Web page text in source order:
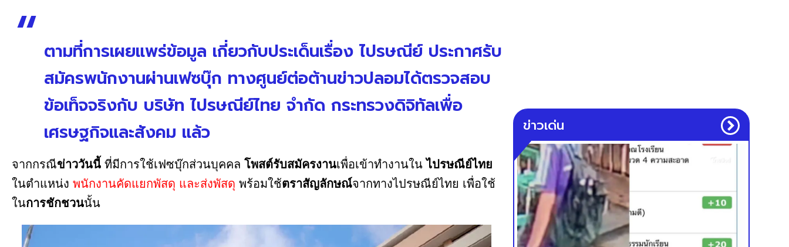
ตามที่การเผยแพร่ข้อมูล เกี่ยวกับประเด็นเรื่อง ไปรษณีย์ ประกาศรับ
สมัครพนักงานผ่านเฟซบุ๊ก ทางศูนย์ต่อต้านข่าวปลอมได้ตรวจสอบ
ข้อเท็จจริงกับ บริษัท ไปรษณีย์ไทย จำกัด กระทรวงดิจิทัลเพื่อ
เศรษฐกิจและสังคม แล้ว
จากกรณีข่าววันนี้ ที่มีการใช้เฟซบุ๊กส่วนบุคคล โพสต์รับสมัครงานเพื่อเข้าทำงานในไปรษณีย์ไทย
ในตำแหน่ง พนักงานคัดแยกพัสดุ และส่งพัสดุ พร้อมใช้ตราสัญลักษณ์จากทางไปรษณีย์ไทย เพื่อใช้
ในการชักชวนนั้น
ข่าวเด่น